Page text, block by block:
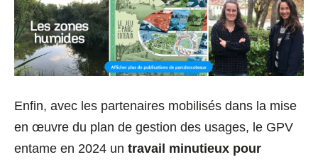
Enfin, avec les partenaires mobilisés dans la mise
en œuvre du plan de gestion des usages, le GPV
entame en 2024 un travail minutieux pour